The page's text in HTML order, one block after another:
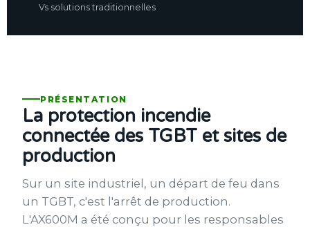
Vs solutions traditionnelles
PRÉSENTATION
La protection incendie
connectée des TGBT et sites de
production
Sur un site industriel, un départ de feu dans
un TGBT, c'est l'arrêt de production.
L'AX600M a été conçu pour les responsables